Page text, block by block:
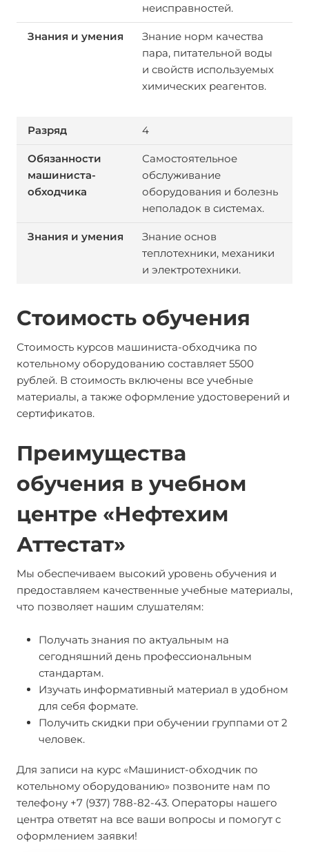
неисправностей.
Знание норм качества
пара, питательной воды
и свойств используемых
химических реагентов.
4
Самостоятельное
обслуживание
оборудования и болезнь
неполадок в системах.
Знание основ
теплотехники, механики
и электротехники.
Стоимость обучения
Стоимость курсов машиниста-обходчика по
котельному оборудованию составляет 5500
рублей. В стоимость включены все учебные
материалы, а также оформление удостоверений и
сертификатов.
Преимущества
обучения в учебном
центре «Нефтехим
Аттестат»
Мы обеспечиваем высокий уровень обучения и
предоставляем качественные учебные материалы,
что позволяет нашим слушателям:
Получать знания по актуальным на
сегодняшний день профессиональным
стандартам.
Изучать информативный материал в удобном
для себя формате.
Получить скидки при обучении группами от 2
человек.
Для записи на курс «Машинист-обходчик по
котельному оборудованию» позвоните нам по
телефону +7 (937) 788-82-43. Операторы нашего
центра ответят на все ваши вопросы и помогут с
оформлением заявки!